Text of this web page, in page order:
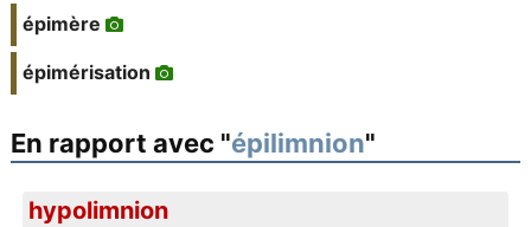
épimère
épimérisation
En rapport avec "épilimnion"
hypolimnion